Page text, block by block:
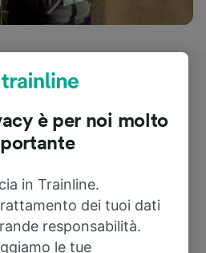
nostri viaggiatori
chi utilizza i nostri
è per noi molto
in Trainline.
dei tuoi dati
responsabilità.
le tue